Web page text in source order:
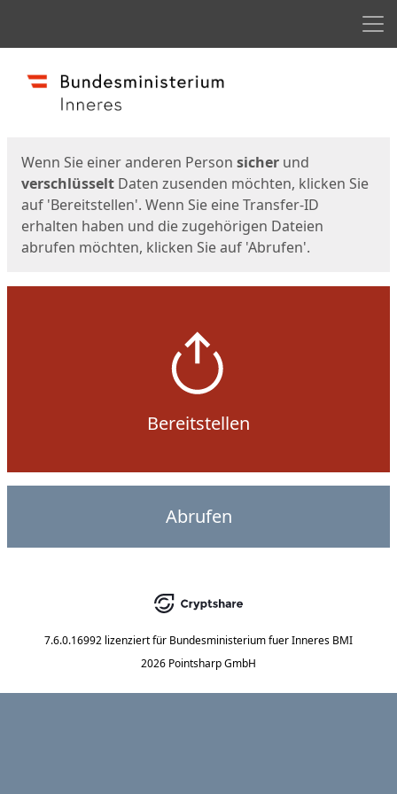
Start
Wenn Sie einer anderen Person sicher und
verschlüsselt Daten zusenden möchten, klicken Sie
auf 'Bereitstellen'. Wenn Sie eine Transfer-ID
erhalten haben und die zugehörigen Dateien
abrufen möchten, klicken Sie auf 'Abrufen'.
Bereitstellen
Abrufen
7.6.0.16992 lizenziert für Bundesministerium fuer Inneres BMI
2026 Pointsharp GmbH